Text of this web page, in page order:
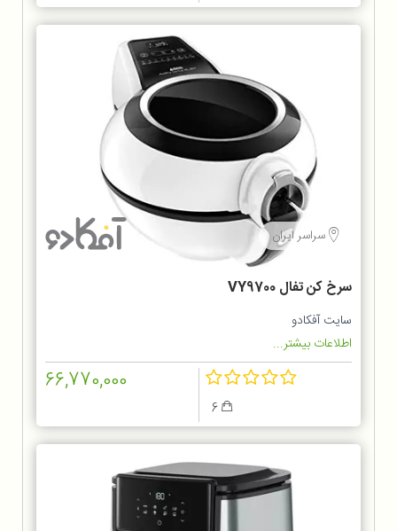
سراسر ایران
سرخ کن تفال VY9700
سایت آفکادو
اطلاعات بیشتر...
66,770,000